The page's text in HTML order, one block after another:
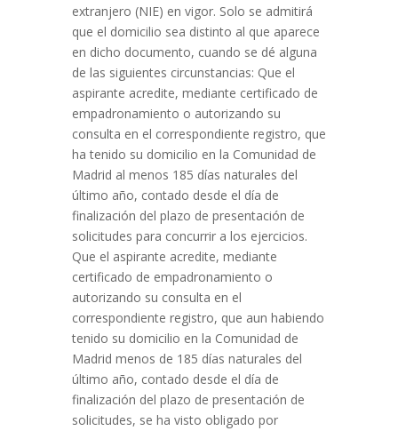
extranjero (NIE) en vigor. Solo se admitirá
que el domicilio sea distinto al que aparece
en dicho documento, cuando se dé alguna
de las siguientes circunstancias: Que el
aspirante acredite, mediante certificado de
empadronamiento o autorizando su
consulta en el correspondiente registro, que
ha tenido su domicilio en la Comunidad de
Madrid al menos 185 días naturales del
último año, contado desde el día de
finalización del plazo de presentación de
solicitudes para concurrir a los ejercicios.
Que el aspirante acredite, mediante
certificado de empadronamiento o
autorizando su consulta en el
correspondiente registro, que aun habiendo
tenido su domicilio en la Comunidad de
Madrid menos de 185 días naturales del
último año, contado desde el día de
finalización del plazo de presentación de
solicitudes, se ha visto obligado por